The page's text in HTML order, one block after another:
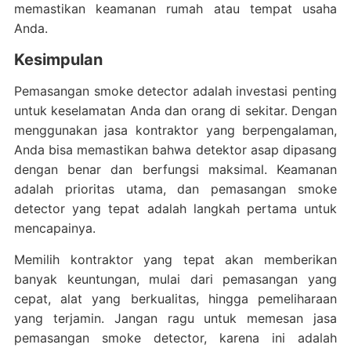
memastikan keamanan rumah atau tempat usaha
Anda.
Kesimpulan
Pemasangan smoke detector adalah investasi penting
untuk keselamatan Anda dan orang di sekitar. Dengan
menggunakan jasa kontraktor yang berpengalaman,
Anda bisa memastikan bahwa detektor asap dipasang
dengan benar dan berfungsi maksimal. Keamanan
adalah prioritas utama, dan pemasangan smoke
detector yang tepat adalah langkah pertama untuk
mencapainya.
Memilih kontraktor yang tepat akan memberikan
banyak keuntungan, mulai dari pemasangan yang
cepat, alat yang berkualitas, hingga pemeliharaan
yang terjamin. Jangan ragu untuk memesan jasa
pemasangan smoke detector, karena ini adalah